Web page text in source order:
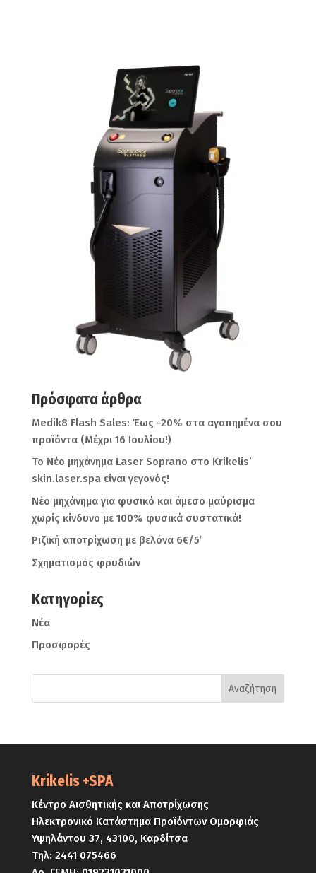
Πρόσφατα άρθρα
Medik8 Flash Sales: Έως -20% στα αγαπημένα σου
προϊόντα (Μέχρι 16 Ιουλίου!)
Το Νέο μηχάνημα Laser Soprano στο Krikelis’
skin.laser.spa είναι γεγονός!
Νέο μηχάνημα για φυσικό και άμεσο μαύρισμα
χωρίς κίνδυνο με 100% φυσικά συστατικά!
Ριζική αποτρίχωση με βελόνα 6€/5′
Σχηματισμός φρυδιών
Kατηγορίες
Νέα
Προσφορές
Krikelis +SPA
Κέντρο Αισθητικής και Αποτρίχωσης
Ηλεκτρονικό Κατάστημα Προϊόντων Ομορφιάς
Υψηλάντου 37, 43100, Καρδίτσα
Τηλ: 2441 075466